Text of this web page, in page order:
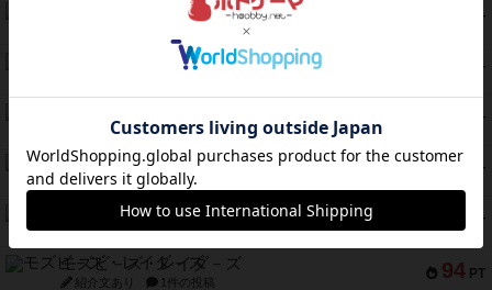
PT
無限まちがいさがし
PT
ガルフストライク
PT
紹介文なし 1件の投稿
112 PT
1809
紹介文あり 1件の投稿
PT
ファースト・イン・フライト
紹介文あり 3件の投稿
94 PT
モズビ－ズ・レイダ－ズ
紹介文あり 1件の投稿